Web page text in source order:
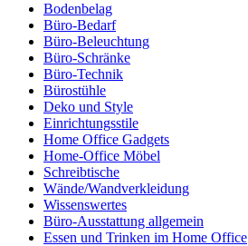
Bodenbelag
Büro-Bedarf
Büro-Beleuchtung
Büro-Schränke
Büro-Technik
Bürostühle
Deko und Style
Einrichtungsstile
Home Office Gadgets
Home-Office Möbel
Schreibtische
Wände/Wandverkleidung
Wissenswertes
Büro-Ausstattung allgemein
Essen und Trinken im Home Office